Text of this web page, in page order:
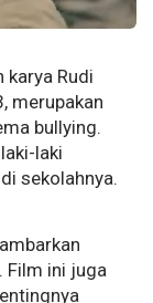
karya Rudi
merupakan
bullying.
laki
sekolahnya.
Film ini juga